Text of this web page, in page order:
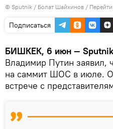
© Sputnik / Болат Шайхинов /
Подписаться
БИШКЕК, 6 июн —
Владимир Путин заявил,
на саммит ШОС в июле.
встрече с